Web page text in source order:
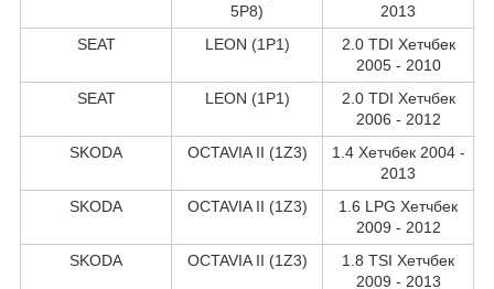
5P8)
2013
SEAT
LEON (1P1)
2.0 TDI Хетчбек
2005 - 2010
SEAT
LEON (1P1)
2.0 TDI Хетчбек
2006 - 2012
SKODA
OCTAVIA II (1Z3)
1.4 Хетчбек 2004 -
2013
SKODA
OCTAVIA II (1Z3)
1.6 LPG Хетчбек
2009 - 2012
SKODA
OCTAVIA II (1Z3)
1.8 TSI Хетчбек
2009 - 2013